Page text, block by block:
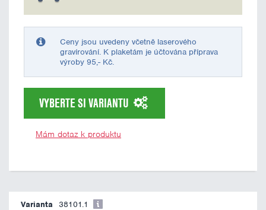
Ceny jsou uvedeny včetně laserového
gravírování. K plaketám je účtována příprava
výroby 95,- Kč.
VYBERTE SI VARIANTU
Mám dotaz k produktu
38101.1